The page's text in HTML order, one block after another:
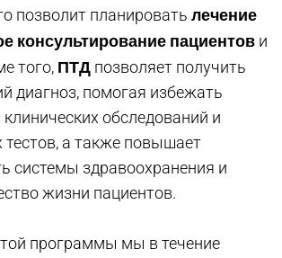
позволит планировать лечение
консультирование пациентов и
того, ПТД позволяет получить
диагноз, помогая избежать
обследований и
а также повышает
системы здравоохранения и
жизни пациентов.
программы мы в течение